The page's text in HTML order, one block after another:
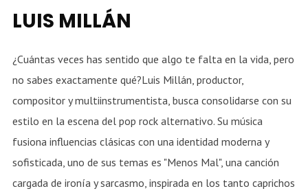
LUIS MILLÁN
¿Cuántas veces has sentido que algo te falta en la vida, pero
no sabes exactamente qué?Luis Millán, productor,
compositor y multiinstrumentista, busca consolidarse con su
estilo en la escena del pop rock alternativo. Su música
fusiona influencias clásicas con una identidad moderna y
sofisticada, uno de sus temas es "Menos Mal", una canción
cargada de ironía y sarcasmo, inspirada en los tanto caprichos